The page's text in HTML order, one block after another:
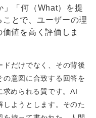
」「何（What）を提
とで、ユーザーの理
値を高く評価しま
ドだけでなく、その背後
の意図に合致する回答を
求められる質です。AI
ようとします。そのた